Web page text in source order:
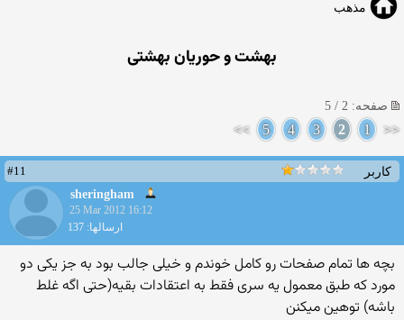
مذهب
بهشت و حوریان بهشتی
صفحه: 2 / 5
<<
1
2
3
4
5
>>
کاربر
#11
sheringham
25 Mar 2012 16:12
ارسالها: 137
بچه ها تمام صفحات رو کامل خوندم و خیلی جالب بود به جز یکی دو
مورد که طبق معمول یه سری فقط به اعتقادات بقیه(حتی اگه غلط
باشه) توهین میکنن